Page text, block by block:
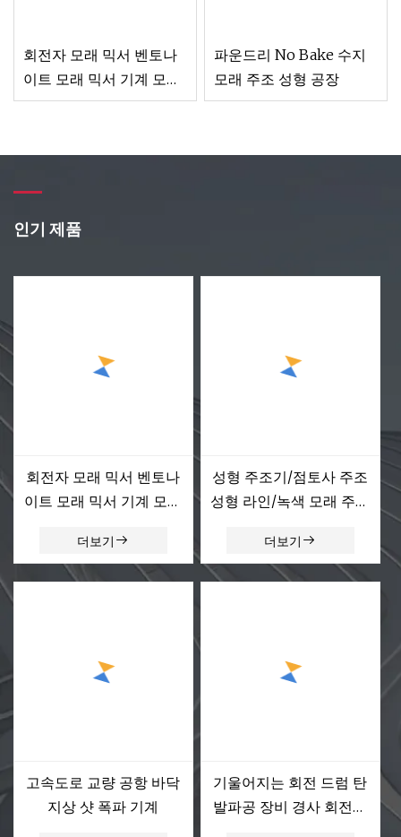
회전자 모래 믹서 벤토나
이트 모래 믹서 기계 모래
개선 공장
파운드리 No Bake 수지
모래 주조 성형 공장
인기 제품
회전자 모래 믹서 벤토나
이트 모래 믹서 기계 모래
더보기
성형 주조기/점토사 주조
성형 라인/녹색 모래 주조
더보기
고속도로 교량 공항 바닥
지상 샷 폭파 기계
기울어지는 회전 드럼 탄
발파공 장비 경사 회전하